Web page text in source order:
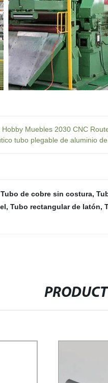
Muebles 2030 CNC
tubo plegable de aluminio
Tubo de cobre sin costura,
, Tubo rectangular de latón,